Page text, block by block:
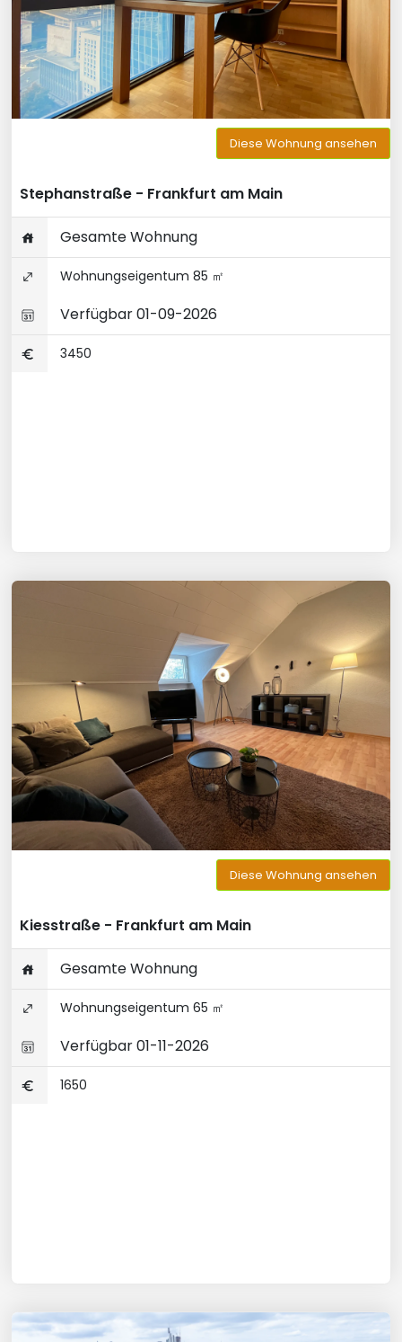
Diese Wohnung ansehen
Stephanstraße - Frankfurt am Main
Gesamte Wohnung
Wohnungseigentum 85 ㎡
Verfügbar 01-09-2026
3450
Diese Wohnung ansehen
Kiesstraße - Frankfurt am Main
Gesamte Wohnung
Wohnungseigentum 65 ㎡
Verfügbar 01-11-2026
1650